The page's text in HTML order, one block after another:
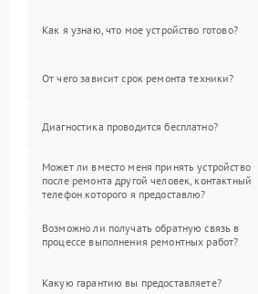
Как я узнаю, что мое устройство готово?
От чего зависит срок ремонта техники?
Диагностика проводится бесплатно?
Может ли вместо меня принять устройство
после ремонта другой человек, контактный
телефон которого я предоставлю?
Возможно ли получать обратную связь в
процессе выполнения ремонтных работ?
Какую гарантию вы предоставляете?